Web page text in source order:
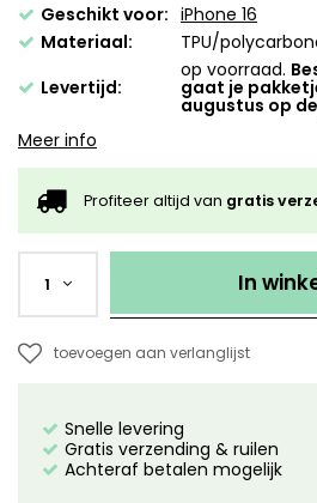
Geschikt voor: iPhone 16
Materiaal:
TPU/
Levertijd:
op voorraad.
gaat je
augustus op
Meer info
Profiteer altijd van gratis
1 In
toevoegen aan verlanglijst
Snelle levering
Gratis verzending & ruilen
Achteraf betalen mogelijk